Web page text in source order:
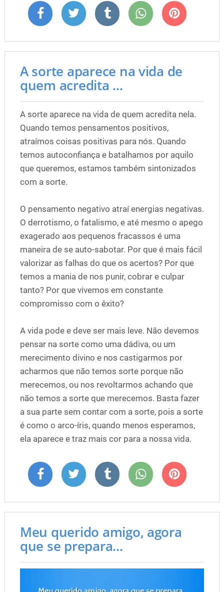
A sorte aparece na vida de
quem acredita ...
A sorte aparece na vida de quem acredita nela.
Quando temos pensamentos positivos,
atraímos coisas positivas para nós. Quando
temos autoconfiança e batalhamos por aquilo
que queremos, estamos também sintonizados
com a sorte.
O pensamento negativo atraí energias negativas.
O derrotismo, o fatalismo, e até mesmo o apego
exagerado aos pequenos fracassos é uma
maneira de se auto-sabotar. Por que é mais fácil
valorizar as falhas do que os acertos? Por que
temos a mania de nos punir, cobrar e culpar
tanto? Por que vivemos em constante
compromisso com o êxito?
A vida pode e deve ser mais leve. Não devemos
pensar na sorte como uma dádiva, ou um
merecimento divino e nos castigarmos por
acharmos que não temos sorte porque não
merecemos, ou nos revoltarmos achando que
não temos a sorte que merecemos. Basta fazer
a sua parte sem contar com a sorte, pois a sorte
é como o arco-íris, quando menos esperamos,
ela aparece e traz mais cor para a nossa vida.
Meu querido amigo, agora
que se prepara...